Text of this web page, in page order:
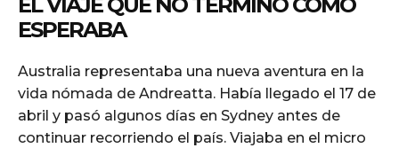
ESPERABA
Australia representaba una nueva aventura en la
vida nómada de Andreatta. Había llegado el 17 de
abril y pasó algunos días en Sydney antes de
continuar recorriendo el país. Viajaba en el micro